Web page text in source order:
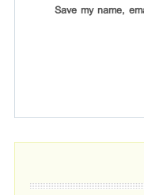
Save my name,